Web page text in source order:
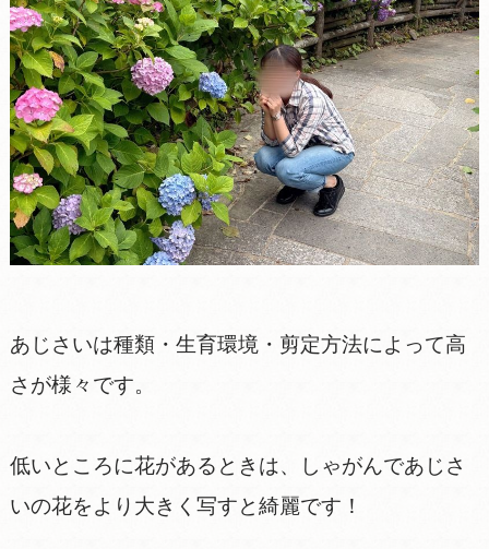
あじさいは種類・生育環境・剪定方法によって高
さが様々です。
低いところに花があるときは、しゃがんであじさ
いの花をより大きく写すと綺麗です！